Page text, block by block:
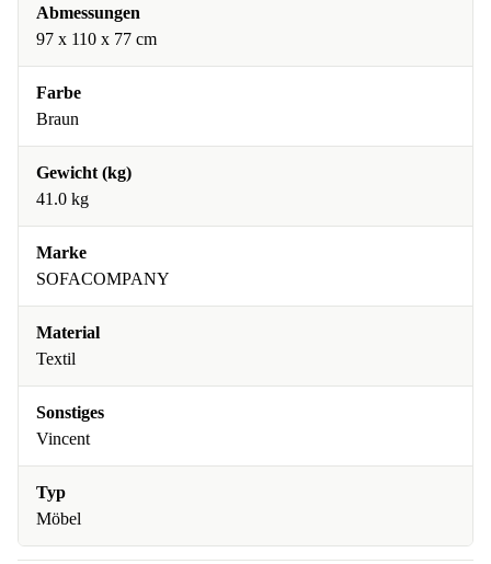
Abmessungen
97 x 110 x 77 cm
Farbe
Braun
Gewicht (kg)
41.0 kg
Marke
SOFACOMPANY
Material
Textil
Sonstiges
Vincent
Typ
Möbel